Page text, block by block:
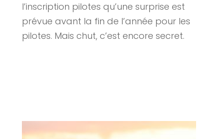
l’inscription pilotes qu’une surprise est
prévue avant la fin de l’année pour les
pilotes. Mais chut, c’est encore secret.